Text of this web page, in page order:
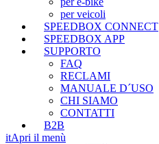
per veicoli
SPEEDBOX CONNECT
SPEEDBOX APP
SUPPORTO
FAQ
RECLAMI
MANUALE D´USO
CHI SIAMO
CONTATTI
B2B
itApri il menù